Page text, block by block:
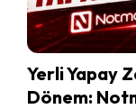
Yerli Yapay
Dönem: